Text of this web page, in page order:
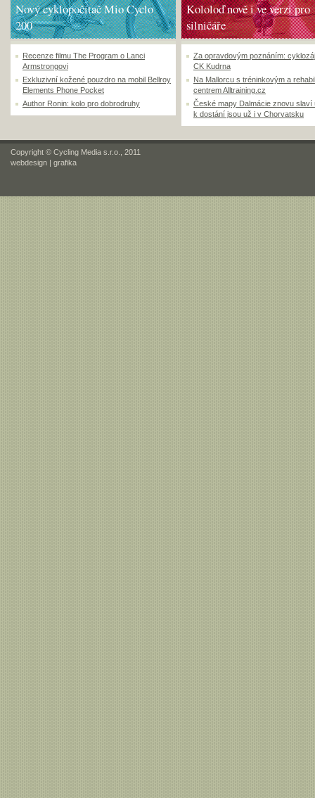
Nový cyklopočítač Mio Cyclo
200
Recenze filmu The Program o Lanci
Armstrongovi
Exkluzivní kožené pouzdro na mobil Bellroy
Elements Phone Pocket
Author Ronin: kolo pro dobrodruhy
Kololoď nově i ve verzi pro
silničáře
Za opravdovým poznáním:
CK Kudrna
Na Mallorcu s tréninkovým a
centrem Alltraining.cz
České mapy Dalmácie znovu slaví
k dostání jsou už i v Chorvatsku
Copyright © Cycling Media s.r.o., 2011
webdesign | grafika